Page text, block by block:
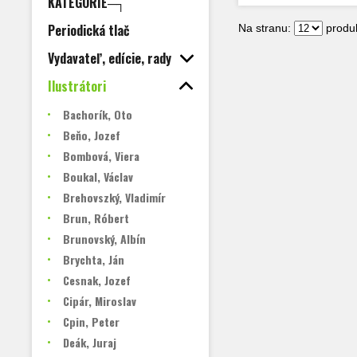
Periodická tlač
Vydavateľ, edície, rady
Ilustrátori
Bachorík, Oto
Beňo, Jozef
Bombová, Viera
Boukal, Václav
Brehovszký, Vladimír
Brun, Róbert
Brunovský, Albín
Brychta, Ján
Cesnak, Jozef
Cipár, Miroslav
Cpin, Peter
Deák, Juraj
Na stranu: